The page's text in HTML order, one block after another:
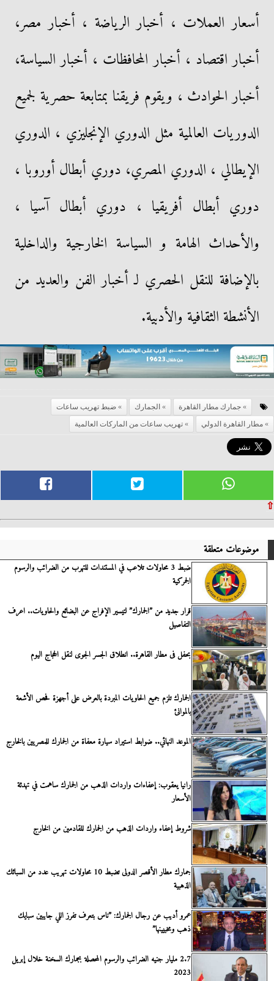
أسعار العملات ، أخبار الرياضة ، أخبار مصر،
أخبار اقتصاد ، أخبار المحافظات ، أخبار السياسة،
أخبار الحوادث ، ويقوم فريقنا بمتابعة حصرية لجميع
الدوريات العالمية مثل الدوري الإنجليزي ، الدوري
الإيطالي ، الدوري المصري، دوري أبطال أوروبا ،
دوري أبطال أفريقيا ، دوري أبطال آسيا ،
والأحداث الهامة و السياسة الخارجية والداخلية
بالإضافة للنقل الحصري لـ أخبار الفن والعديد من
الأنشطة الثقافية والأدبية.
جمارك مطار القاهرة الجمارك
ضبط تهريب ساعات
مطار القاهرة الدولي
تهريب ساعات من الماركات العالمية
⇧
موضوعات متعلقة
ضبط 3 محاولات تلاعب في المستندات للتهرب من الضرائب والرسوم
الجمركية
قرار جديد من ”الجمارك” لتيسير الإفراج عن البضائع والحاويات.. اعرف
التفاصيل
بحفل فى مطار القاهرة.. انطلاق الجسر الجوى لنقل الحجاج اليوم
الجمارك تلزم جميع الحاويات المبردة بالعرض على أجهزة فحص الأشعة
بالموانئ
الموعد النهائي.. ضوابط استيراد سيارة معفاة من الجمارك للمصريين بالخارج
رانيا يعقوب: إعفاءات واردات الذهب من الجمارك ساهمت في تهدئة
الأسعار
شروط إعفاء واردات الذهب من الجمارك للقادمين من الخارج
جمارك مطار الأقصر الدولى تضبط 10 محاولات تهريب عدد من السبائك
الذهبية
عمرو أديب عن رجال الجمارك: ”ناس بتعرف تفرز اللي جايبين سبايك
ذهب ومخبيينها”
2.7 مليار جنيه الضرائب والرسوم المحصلة بجمارك السخنة خلال إبريل
2023